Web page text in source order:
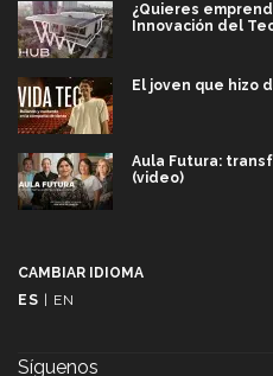
¿Quieres
Innovación del
El joven que hizo
Aula Futura:
(video)
CAMBIAR IDIOMA
ES
EN
Síguenos